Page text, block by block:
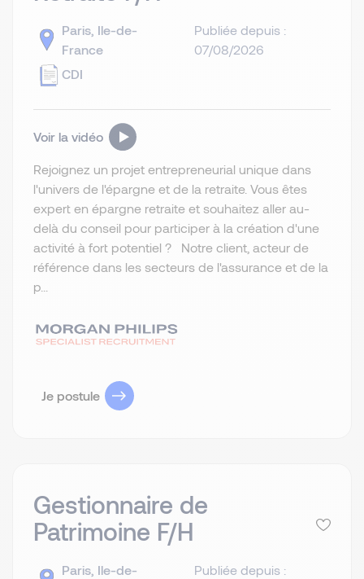
Paris, Ile-de-
France
CDI
Publiée depuis :
07/08/2026
Voir la vidéo
Rejoignez un projet entrepreneurial unique dans
l'univers de l'épargne et de la retraite. Vous êtes
expert en épargne retraite et souhaitez aller au-
delà du conseil pour participer à la création d'une
activité à fort potentiel ? Notre client, acteur de
référence dans les secteurs de l'assurance et de la
p...
Je postule
Gestionnaire de
Patrimoine F/H
Paris, Ile-de-
Publiée depuis :